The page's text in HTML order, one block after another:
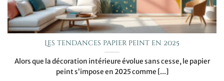
Les tendances papier peint en 2025
Alors que la décoration intérieure évolue sans cesse, le papier
peint s’impose en 2025 comme [...]